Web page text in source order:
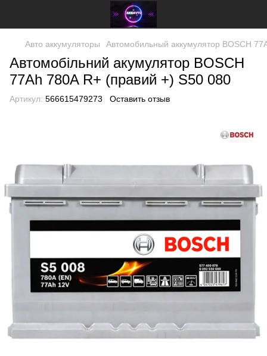
Авто аккумуляторы Автомобильный аккумулятор BOSCH
Автомобільний акумулятор BOSCH
77Ah 780A R+ (правий +) S50 080
Артикул: 566615479273 Оставить отзыв